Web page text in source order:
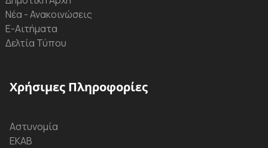
Νέα - Ανακοινώσεις
Ε-Αιτήματα
Δελτία Τύπου
Χρήσιμες Πληροφορίες
Αστυνομία
ΕΚΑΒ